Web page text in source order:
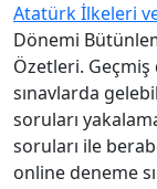
Atatürk İlkeleri
Dönemi
Özetleri. Geçmiş
sınavlarda
soruları
soruları ile
online deneme